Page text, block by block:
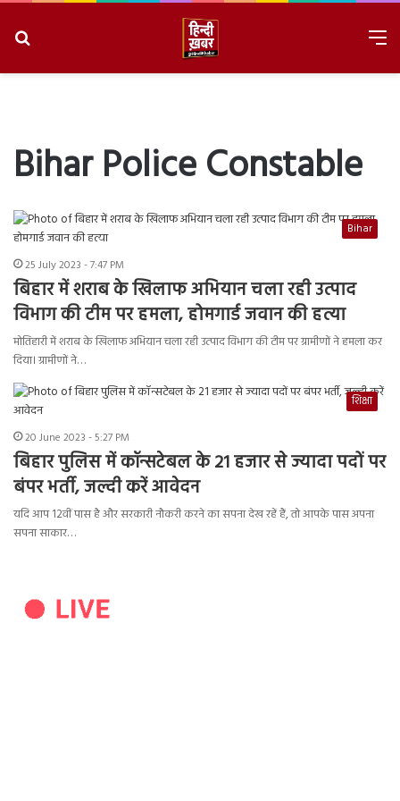
Bihar Police Constable
Bihar
25 July 2023 - 7:47 PM
बिहार में शराब के खिलाफ अभियान चला रही उत्पाद
विभाग की टीम पर हमला, होमगार्ड जवान की हत्या
मोतिहारी में शराब के खिलाफ अभियान चला रही उत्पाद विभाग की टीम पर ग्रामीणों ने हमला कर
दिया। ग्रामीणों ने…
शिक्षा
20 June 2023 - 5:27 PM
बिहार पुलिस में कॉन्सटेबल के 21 हजार से ज्यादा पदों पर
बंपर भर्ती, जल्दी करें आवेदन
यदि आप 12वीं पास है और सरकारी नौकरी करने का सपना देख रहें हैं, तो आपके पास अपना
सपना साकार…